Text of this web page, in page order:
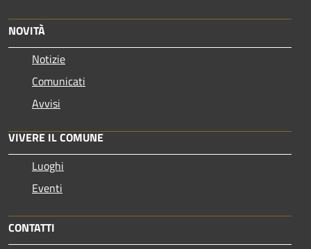
NOVITÀ
Notizie
Comunicati
Avvisi
VIVERE IL COMUNE
Luoghi
Eventi
CONTATTI